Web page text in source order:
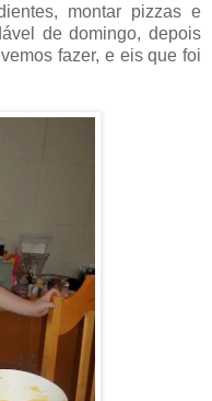
montar pizzas e
de domingo, depois
fazer, e eis que foi